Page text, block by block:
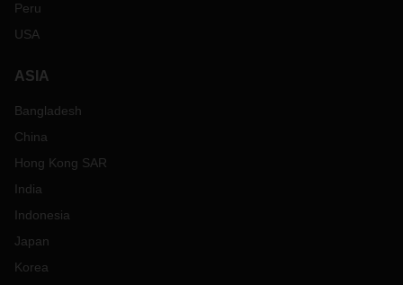
Peru
USA
ASIA
Bangladesh
China
Hong Kong SAR
India
Indonesia
Japan
Korea